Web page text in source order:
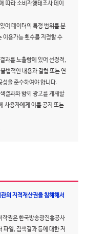
따라 소비자행태조사 데이
어 데이터의 특정 범위를 분
이용가능 횟수를 지정할 수
과를 노출함에 있어 선정적,
법적인 내용과 결합 또는 연
성을 준수하여야 합니다.
결과와 함께 광고를 게재할
사용자에게 이를 공지 또는
의 지적재산권을 침해해서
작권은 한국방송광진흥공사
파일, 검색결과 등에 대한 저